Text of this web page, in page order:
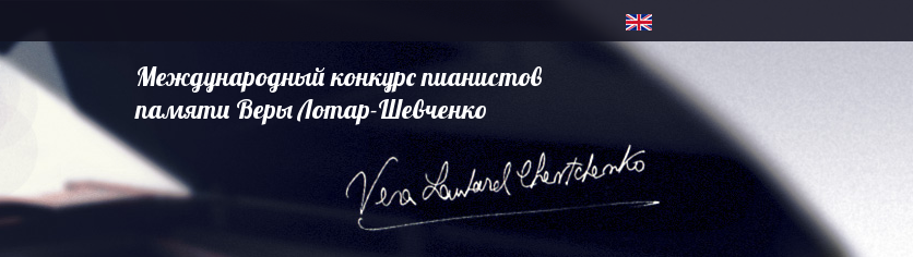
Международный конкурс пианистов
памяти Веры Лотар-Шевченко